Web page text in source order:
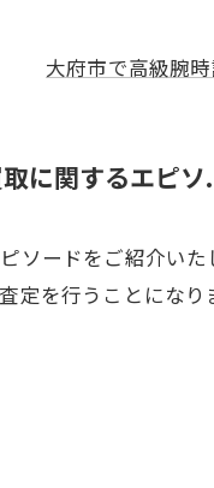
大府市で高級腕
に関するエピソ
ソードをご紹介いた
定を行うことになり